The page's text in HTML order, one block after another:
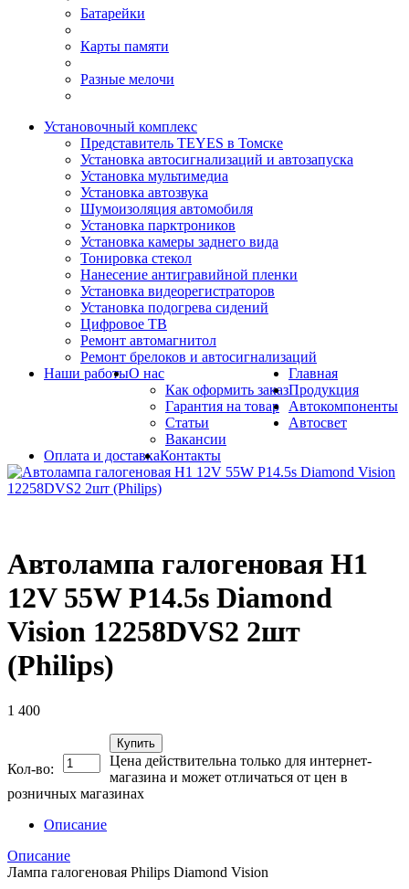
Батарейки
Карты памяти
Разные мелочи
Установочный комплекс
Представитель TEYES в Томске
Установка автосигнализаций и автозапуска
Установка мультимедиа
Установка автозвука
Шумоизоляция автомобиля
Установка парктроников
Установка камеры заднего вида
Тонировка стекол
Нанесение антигравийной пленки
Установка видеорегистраторов
Установка подогрева сидений
Цифровое ТВ
Ремонт автомагнитол
Ремонт брелоков и автосигнализаций
Наши работыО нас
Как оформить заказ
Гарантия на товар
Статьи
Вакансии
Оплата и доставкаКонтакты
Главная
Продукция
Автокомпоненты
Автосвет
Автолампа галогеновая H1
12V 55W P14.5s Diamond
Vision 12258DVS2 2шт
(Philips)
1 400
Кол-во:
Купить
Цена действительна только для интернет-
магазина и может отличаться от цен в
розничных магазинах
Описание
Описание
Лампа галогеновая Philips Diamond Vision